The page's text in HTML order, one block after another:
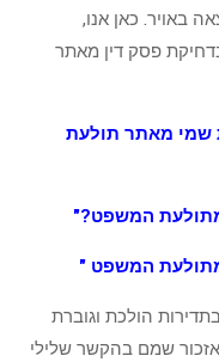
באויר. כאן אנו,
פסק דין מאתר
שמי מאתר תולעת
המשפט?"
מתולעת המשפט "
הולכת וגוברת
שמם בהקשר שלילי